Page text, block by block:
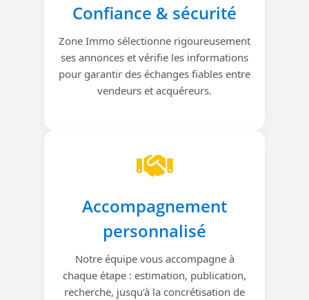
Confiance & sécurité
Zone Immo sélectionne rigoureusement
ses annonces et vérifie les informations
pour garantir des échanges fiables entre
vendeurs et acquéreurs.
Accompagnement
personnalisé
Notre équipe vous accompagne à
chaque étape : estimation, publication,
recherche, jusqu’à la concrétisation de